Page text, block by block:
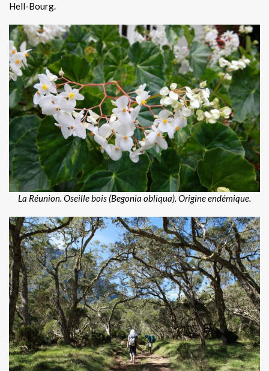
Hell-Bourg.
La Réunion. Oseille bois (Begonia obliqua). Origine endémique.